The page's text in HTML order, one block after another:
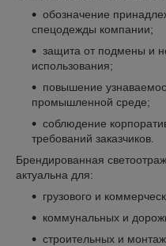
обозначение
спецодежды компании;
защита от подмены и
использования;
повышение
промышленной среде;
соблюдение
требований заказчиков.
Брендированная
актуальна для:
грузового и
коммунальных и
строительных и